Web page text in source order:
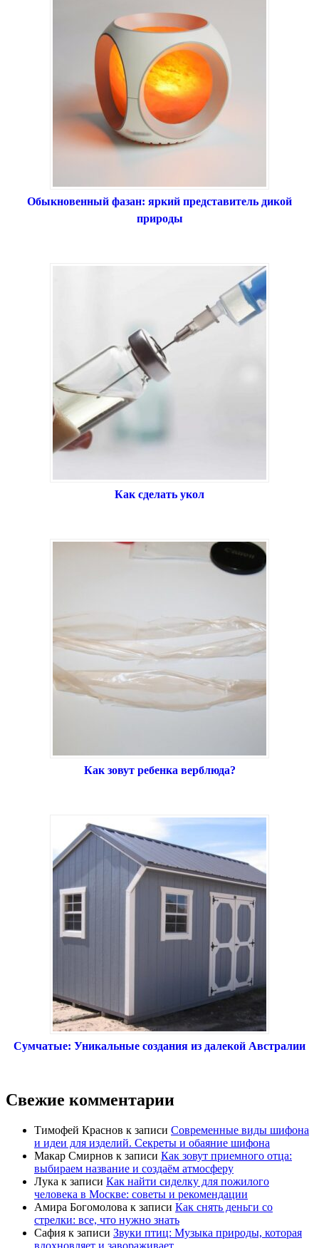
Обыкновенный фазан: яркий представитель дикой
природы
Как сделать укол
Как зовут ребенка верблюда?
Сумчатые: Уникальные создания из далекой Австралии
Свежие комментарии
Тимофей Краснов к записи Современные виды шифона
и идеи для изделий. Секреты и обаяние шифона
Макар Смирнов к записи Как зовут приемного отца:
выбираем название и создаём атмосферу
Лука к записи Как найти сиделку для пожилого
человека в Москве: советы и рекомендации
Амира Богомолова к записи Как снять деньги со
стрелки: все, что нужно знать
Сафия к записи Звуки птиц: Музыка природы, которая
вдохновляет и завораживает